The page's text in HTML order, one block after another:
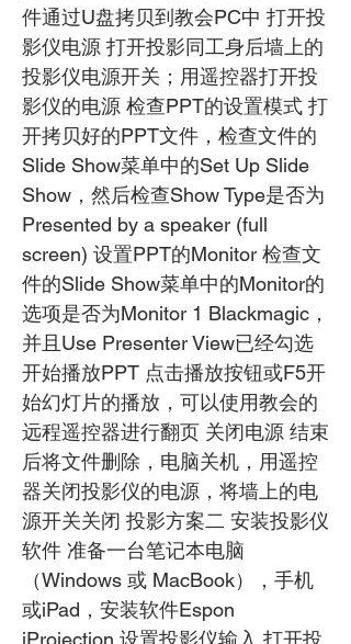
M
G
C
件通过U盘拷贝到教会PC中 打开投
影仪电源 打开投影同工身后墙上的
投影仪电源开关；用遥控器打开投
影仪的电源 检查PPT的设置模式 打
开拷贝好的PPT文件，检查文件的
Slide Show菜单中的Set Up Slide
Show，然后检查Show Type是否为
Presented by a speaker (full
screen) 设置PPT的Monitor 检查文
件的Slide Show菜单中的Monitor的
选项是否为Monitor 1 Blackmagic，
并且Use Presenter View已经勾选
开始播放PPT 点击播放按钮或F5开
始幻灯片的播放，可以使用教会的
远程遥控器进行翻页 关闭电源 结束
后将文件删除，电脑关机，用遥控
器关闭投影仪的电源，将墙上的电
源开关关闭 投影方案二 安装投影仪
软件 准备一台笔记本电脑
（Windows 或 MacBook），手机
或iPad，安装软件Espon
iProjection 设置投影仪输入 打开投